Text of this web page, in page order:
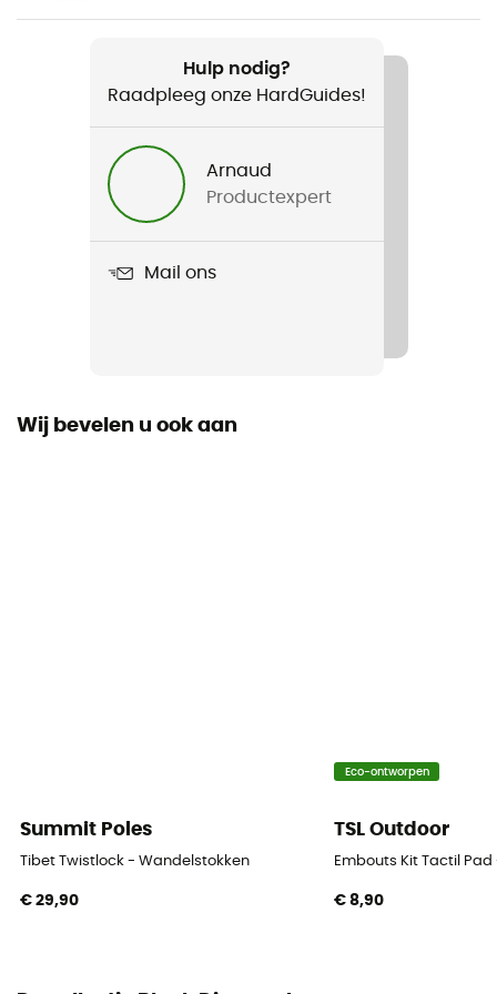
Gewicht
Pursuit Shock
Verstelbaar
Gebruikte Technologieën
Handgreep
Ruimte
68 cm (M/L)
Hulp nodig?
Raadpleeg onze HardGuides!
Arnaud
Productexpert
Mail ons
Wij bevelen u ook aan
Summit Poles
Tibet Twistlock - Wandelstokken
€ 29,90
Eco-ontworpen
TSL Outdoor
Embouts Kit Tactil
€ 8,90